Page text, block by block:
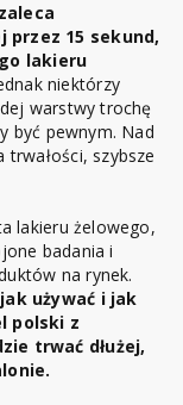
15 sekund,
lakieru
niektórzy
warstwy trochę
być pewnym. Nad
szybsze
lakieru żelowego,
badania i
na rynek.
używać i jak
polski z
trwać dłużej,